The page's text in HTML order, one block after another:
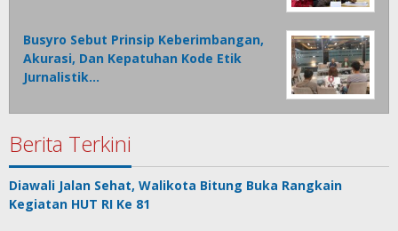
Busyro Sebut Prinsip Keberimbangan,
Akurasi, Dan Kepatuhan Kode Etik
Jurnalistik…
Berita Terkini
Diawali Jalan Sehat, Walikota Bitung Buka Rangkain
Kegiatan HUT RI Ke 81